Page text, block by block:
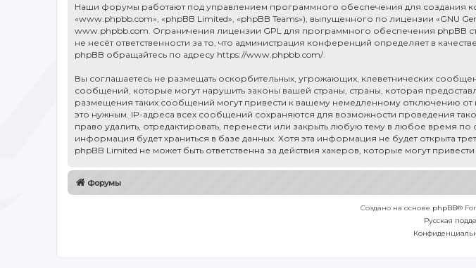
Наши форумы работают под управлением программного обеспечения для создания
«www.phpbb.com», «phpBB Limited», «phpBB Teams»), выпущенного по лицензии «GNU
www.phpbb.com . Ограничения лицензии GPL для программного обеспечения phpBB
не несёт ответственности за то, что администрация конференций определяет в
phpBB обращайтесь по адресу https://www.phpbb.com/.
Вы соглашаетесь не размещать оскорбительных, угрожающих, клеветнических
сообщений, которые могут нарушить законы вашей страны, страны, которая
размещения таких сообщений могут привести к вашему немедленному отключению
это нужным. IP-адреса всех сообщений сохраняются для возможности проведения
право удалить, отредактировать, перенести или закрыть любую тему в любое время
информация будет храниться в базе данных. Хотя эта информация не будет открыта
phpBB Limited не может быть ответственна за действия хакеров, которые могут
Форумы
Создано на основе phpBB®
Русская